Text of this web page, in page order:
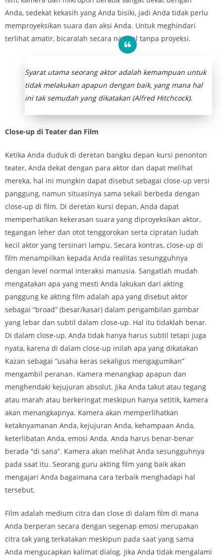
Anda, sedekat kekasih yang Anda bisiki, jadi Anda tidak perlu
memproyeksikan suara dan aksi Anda. Untuk meghindari
terlihat amatir, bicaralah secara natural tanpa proyeksi.
Syarat utama seorang aktor adalah kemampuan untuk
tidak melakukan apapun dengan baik, yang mana hal
ini tak semudah yang dikatakan (Alfred Hitchcock).
Close-up di Teater dan Film
Ketika Anda duduk di deretan bangku depan kursi penonton
teater, Anda dekat dengan para aktor dan dapat melihat
mereka, hal ini mungkin dapat disebut sebagai close-up versi
panggung, namun situasinya sama sekali berbeda dengan
close-up di film. Di deretan kursi depan, Anda dapat
memperhatikan kekerasan suara yang diproyeksikan aktor,
tegangan leher dan otot tenggorokan serta cipratan ludah
kecil aktor yang tersinari lampu. Secara kontras, close-up di
film menampilkan kepada Anda realitas sesungguhnya
dengan level normal interaksi manusia. Sangatlah mudah
mengatakan apa yang mesti Anda lakukan dari akting
panggung ke akting film adalah apa yang disebut aktor
sebagai “broad” (besar/kasar) dalam pengambilan gambar
yang lebar dan subtil dalam close-up. Hal itu tidaklah benar.
Di dalam close-up, Anda tidak hanya harus subtil tetapi juga
nyata, karena di dalam close-up inilah apa yang dikatakan
Kazan sebagai “usaha keras sekaligus mengagumkan”
mengambil peranan. Kamera menangkap apapun dan
menghendaki kejujuran absolut. Jika Anda takut atau tegang
atau marah atau berkeringat meskipun hanya setitik, kamera
akan menangkapnya. Kamera akan memperlihatkan
ketaknyamanan Anda, kejujuran Anda, kehampaan Anda,
keterlibatan Anda, emosi Anda. Anda harus benar-benar
berada “di sana”. Kamera akan melihat Anda sesungguhnya
pada saat itu. Seorang guru akting film yang baik akan
mengajari Anda bagaimana cara terbaik menghadapi hal
tersebut.
Film adalah medium citra dan close di dalam film di mana
Anda berperan secara dengan segenap emosi merupakan
citra tak yang terkatakan meskipun pada saat yang sama
Anda mengucapkan kalimat dialog. Jika Anda tidak mengalami